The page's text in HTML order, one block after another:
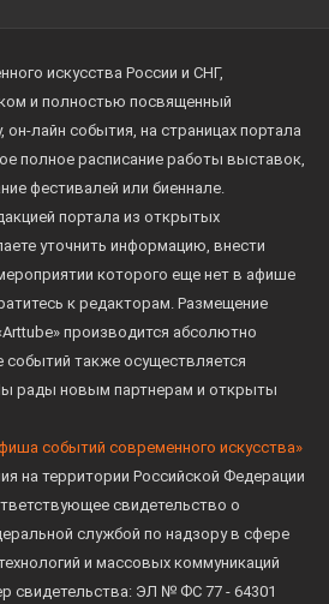
искусства России и СНГ,
и полностью посвященный
он-лайн события, на страницах портала
полное расписание работы выставок,
фестивалей или биеннале.
портала из открытых
уточнить информацию, внести
которого еще нет в афише
к редакторам. Размещение
производится абсолютно
также осуществляется
рады новым партнерам и открыты
событий современного искусства»
на территории Российской Федерации
свидетельство о
службой по надзору в сфере
и массовых коммуникаций
свидетельства: ЭЛ № ФС 77 - 64301